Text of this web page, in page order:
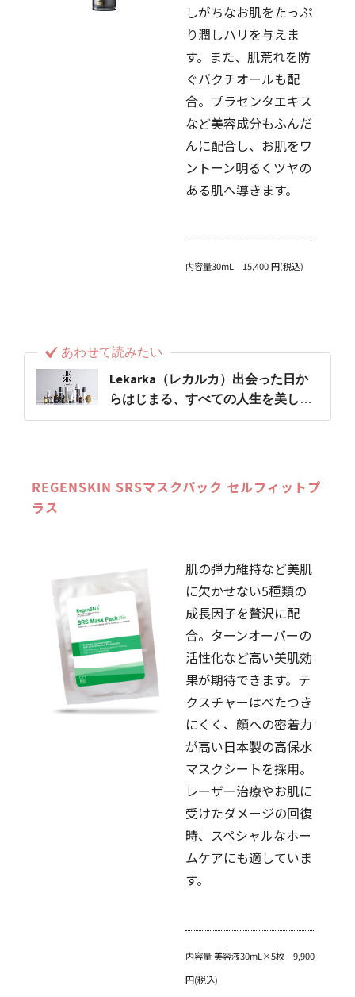
しがちなお肌をたっぷ
り潤しハリを与えま
す。また、肌荒れを防
ぐバクチオールも配
合。プラセンタエキス
など美容成分もふんだ
んに配合し、お肌をワ
ントーン明るくツヤの
ある肌へ導きます。
内容量30mL 15,400 円(税込)
あわせて読みたい
Lekarka（レカルカ）出会った日か
らはじまる、すべての人生を美しく
なる経験にする
REGENSKIN SRSマスクパック セルフィットプ
ラス
肌の弾力維持など美肌
に欠かせない5種類の
成長因子を贅沢に配
合。ターンオーバーの
活性化など高い美肌効
果が期待できます。テ
クスチャーはべたつき
にくく、顔への密着力
が高い日本製の高保水
マスクシートを採用。
レーザー治療やお肌に
受けたダメージの回復
時、スペシャルなホー
ムケアにも適していま
す。
内容量 美容液30mL×5枚 9,900
円(税込)